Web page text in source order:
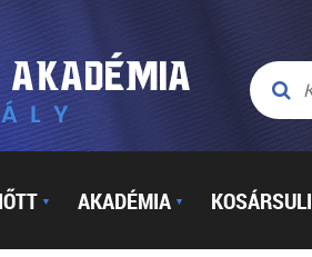
▼ AKADÉMIA ▼ KOSÁRSULI